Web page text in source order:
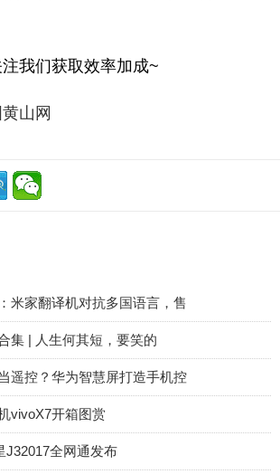
我们获取效率加成~
山网
米家翻译机对抗多国语言，售
集 | 人生何其短，要笑的
遥控？华为智慧屏打造手机控
vivoX7开箱图赏
J32017全网通发布